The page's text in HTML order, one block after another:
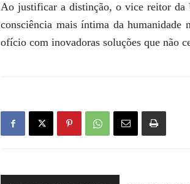
Ao justificar a distinção, o vice reitor da
consciência mais íntima da humanidade
ofício com inovadoras soluções que não